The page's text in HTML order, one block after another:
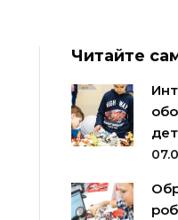
Читайте